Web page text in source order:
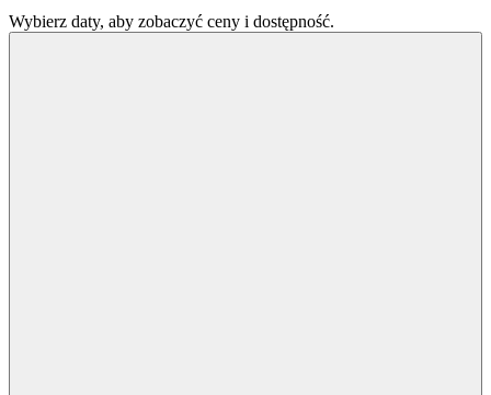
Wybierz daty, aby zobaczyć ceny i dostępność.